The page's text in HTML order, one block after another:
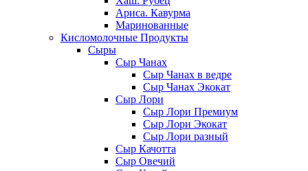
Ариса. Кавурма
Маринованные
Кисломолочные Продукты
Сыры
Сыр Чанах
Сыр Чанах в ведре
Сыр Чанах Экокат
Сыр Лори
Сыр Лори Премиум
Сыр Лори Экокат
Сыр Лори разный
Сыр Качотта
Сыр Овечий